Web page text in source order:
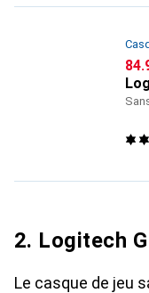
2. Logitech G
Le casque de jeu